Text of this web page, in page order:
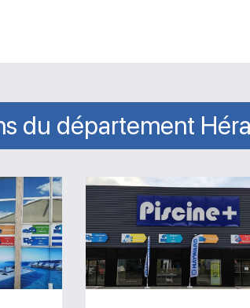
du département
Magasin
Piscine
Plus
Le-
Crès